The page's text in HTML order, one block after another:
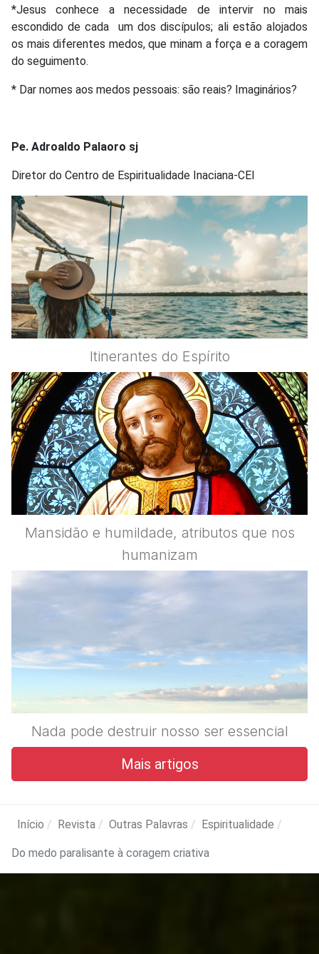
*Jesus conhece a necessidade de intervir no mais
escondido de cada um dos discípulos; ali estão alojados
os mais diferentes medos, que minam a força e a coragem
do seguimento.
* Dar nomes aos medos pessoais: são reais? Imaginários?
Pe. Adroaldo Palaoro sj
Diretor do Centro de Espiritualidade Inaciana-CEI
Itinerantes do Espírito
Mansidão e humildade, atributos que nos
humanizam
Nada pode destruir nosso ser essencial
Mais artigos
Início Revista Outras Palavras Espiritualidade
Do medo paralisante à coragem criativa